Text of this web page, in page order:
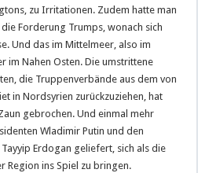
zu Irritationen. Zudem hatte man
Forderung Trumps, wonach sich
Und das im Mittelmeer, also im
im Nahen Osten. Die umstrittene
die Truppenverbände aus dem von
in Nordsyrien zurückzuziehen, hat
gebrochen. Und einmal mehr
Wladimir Putin und den
Erdogan geliefert, sich als die
Region ins Spiel zu bringen.